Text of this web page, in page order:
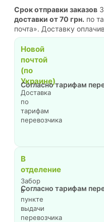
Срок отправки заказов
доставки от 70 грн. по
почта». Доставку
Новой
почтой
(по
Украине)
Доставка
по
тарифам
перевозчика
Согласно тарифам
В
отделение
Забор
в
пункте
выдачи
перевозчика
Согласно тарифам